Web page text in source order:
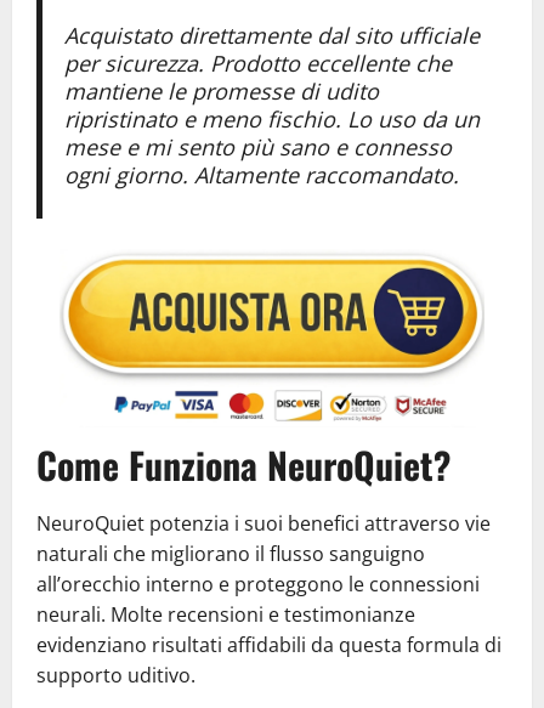
Acquistato direttamente dal sito ufficiale
per sicurezza. Prodotto eccellente che
mantiene le promesse di udito
ripristinato e meno fischio. Lo uso da un
mese e mi sento più sano e connesso
ogni giorno. Altamente raccomandato.
Come Funziona NeuroQuiet?
NeuroQuiet potenzia i suoi benefici attraverso vie
naturali che migliorano il flusso sanguigno
all’orecchio interno e proteggono le connessioni
neurali. Molte recensioni e testimonianze
evidenziano risultati affidabili da questa formula di
supporto uditivo.